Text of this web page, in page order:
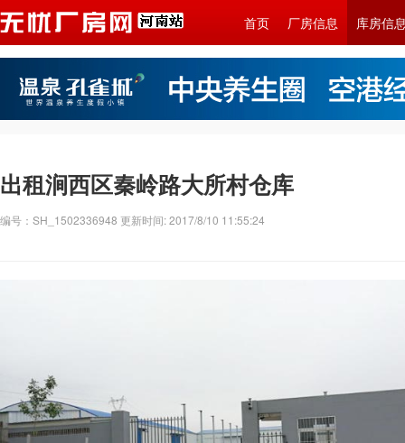
首页 厂房信息 库房信
出租涧西区秦岭路大所村仓库
编号：SH_1502336948 更新时间: 2017/8/10 11:55:24